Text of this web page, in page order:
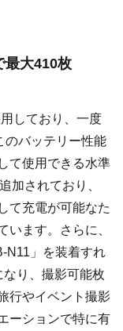
最大410枚
しており、一度
のバッテリー性能
て使用できる水準
加されており、
て充電が可能なた
います。さらに、
N11」を装着すれ
り、撮影可能枚
行やイベント撮影
ーションで特に有